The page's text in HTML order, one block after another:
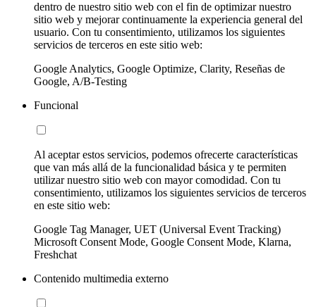
dentro de nuestro sitio web con el fin de optimizar nuestro
sitio web y mejorar continuamente la experiencia general del
usuario. Con tu consentimiento, utilizamos los siguientes
servicios de terceros en este sitio web:
Google Analytics, Google Optimize, Clarity, Reseñas de
Google, A/B-Testing
Funcional
Al aceptar estos servicios, podemos ofrecerte características
que van más allá de la funcionalidad básica y te permiten
utilizar nuestro sitio web con mayor comodidad. Con tu
consentimiento, utilizamos los siguientes servicios de terceros
en este sitio web:
Google Tag Manager, UET (Universal Event Tracking)
Microsoft Consent Mode, Google Consent Mode, Klarna,
Freshchat
Contenido multimedia externo